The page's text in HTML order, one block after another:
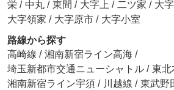
栄 / 中丸 / 東間 / 大字上 / 二ツ家 / 大
大字領家 / 大字原市 / 大字小室
路線から探す
高崎線 / 湘南新宿ライン高海 /
埼玉新都市交通ニューシャトル / 東北
湘南新宿ライン宇須 / 川越線 / 東武野